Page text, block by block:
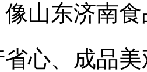
山东济南
心、成品